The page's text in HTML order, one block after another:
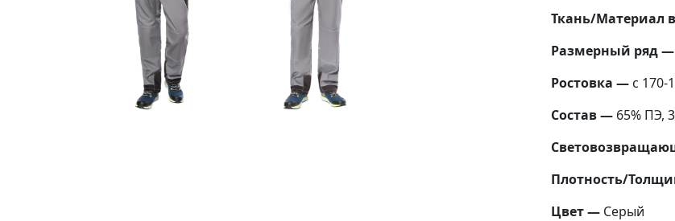
Ткань/Материал
Размерный ряд —
Ростовка — с 170-
Состав — 65% ПЭ,
Плотность/
Цвет — Серый